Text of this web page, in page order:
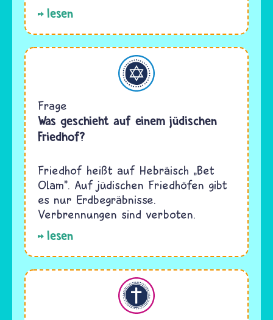
lesen
Judentum
Frage
Was geschieht auf einem jüdischen
Friedhof?
Friedhof heißt auf Hebräisch „Bet
Olam". Auf jüdischen Friedhöfen gibt
es nur Erdbegräbnisse.
Verbrennungen sind verboten.
lesen
Christentum